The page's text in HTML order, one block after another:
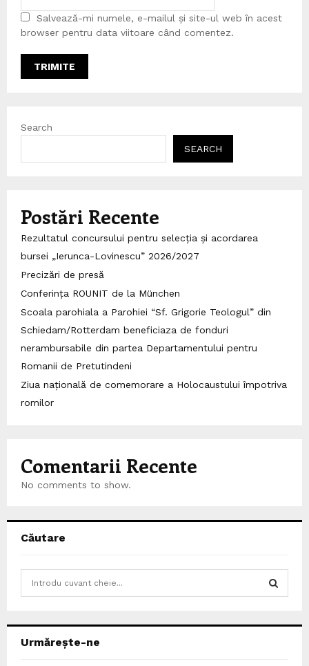
Salvează-mi numele, e-mailul și site-ul web în acest
browser pentru data viitoare când comentez.
Search
SEARCH
Postări Recente
Rezultatul concursului pentru selecția și acordarea
bursei „Ierunca-Lovinescu” 2026/2027
Precizări de presă
Conferința ROUNIT de la München
Scoala parohiala a Parohiei “Sf. Grigorie Teologul” din
Schiedam/Rotterdam beneficiaza de fonduri
nerambursabile din partea Departamentului pentru
Romanii de Pretutindeni
Ziua națională de comemorare a Holocaustului împotriva
romilor
Comentarii Recente
No comments to show.
Căutare
h
Urmărește-ne